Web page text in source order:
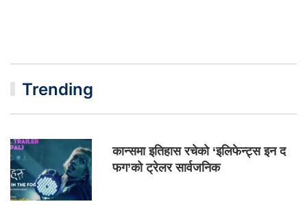
Trending
कान्समा इतिहास रचेको ‘इलिफेन्ट्स इन द
फग’को ट्रेलर सार्वजनिक